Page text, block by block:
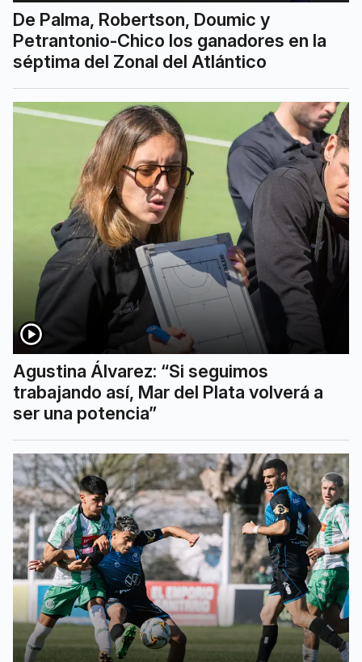
De Palma, Robertson, Doumic y
Petrantonio-Chico los ganadores en la
séptima del Zonal del Atlántico
Agustina Álvarez: “Si seguimos
trabajando así, Mar del Plata volverá a
ser una potencia”